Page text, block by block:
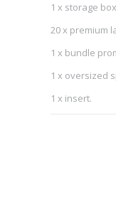
1 x storage
20 x premium
1 x bundle
1 x oversized
1 x insert.